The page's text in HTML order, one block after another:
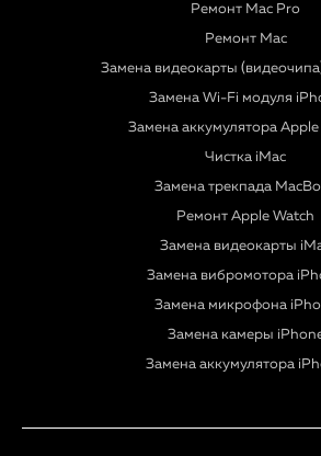
Ремонт Mac Pro
Ремонт Mac
Замена видеокарты
Замена Wi-Fi модуля
Замена аккумулятора Apple
Чистка iMac
Замена трекпада
Ремонт Apple Watch
Замена видеокарты
Замена вибромотора
Замена микрофона
Замена камеры
Замена аккумулятора